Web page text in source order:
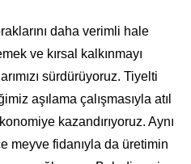
daha verimli hale
ve kırsal kalkınmayı
sürdürüyoruz. Tiyelti
aşılama çalışmasıyla atıl
kazandırıyoruz. Aynı
meyve fidanıyla da üretimin